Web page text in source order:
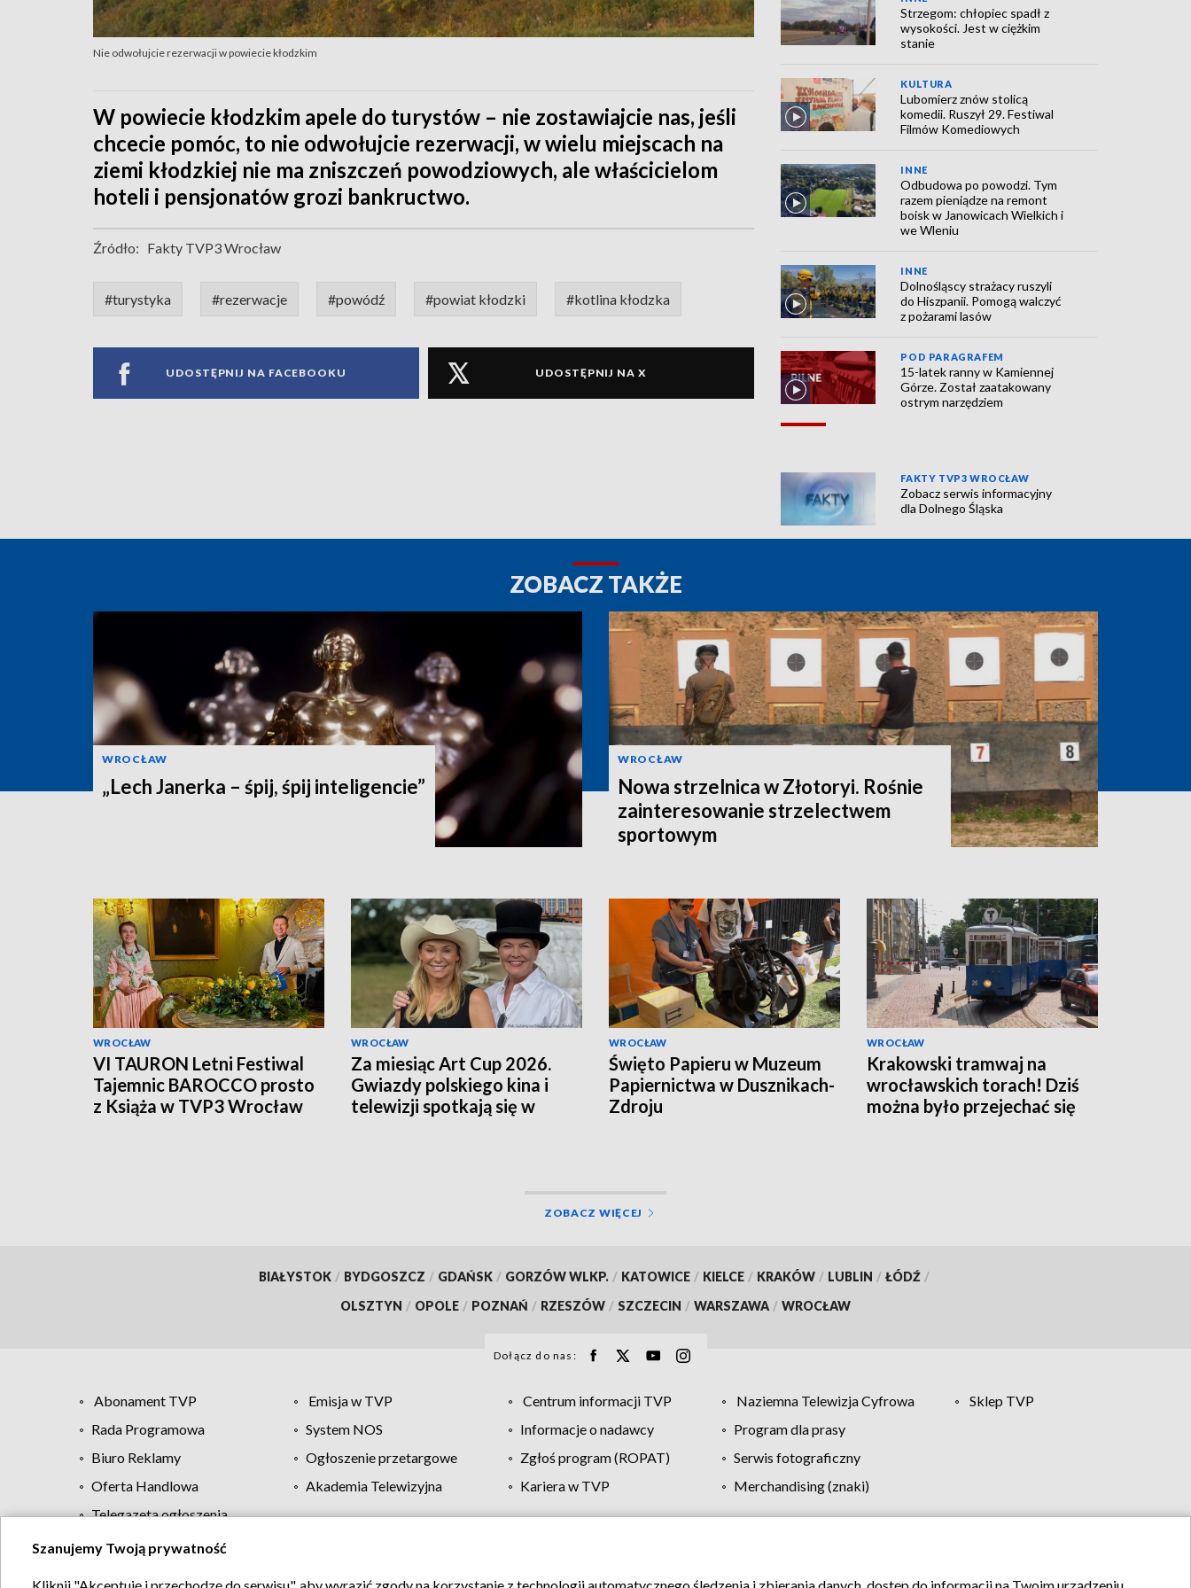
Nie odwołujcie rezerwacji w powiecie kłodzkim
W powiecie kłodzkim apele do turystów – nie zostawiajcie nas, jeśli
chcecie pomóc, to nie odwołujcie rezerwacji, w wielu miejscach na
ziemi kłodzkiej nie ma zniszczeń powodziowych, ale właścicielom
hoteli i pensjonatów grozi bankructwo.
Źródło: Fakty TVP3 Wrocław
#turystyka #rezerwacje #powódź #powiat kłodzki #kotlina kłodzka
UDOSTĘPNIJ NA FACEBOOKU UDOSTĘPNIJ NA X
Strzegom: chłopiec spadł z
wysokości. Jest w ciężkim
stanie
KULTURA
Lubomierz znów stolicą
komedii. Ruszył 29. Festiwal
Filmów Komediowych
INNE
Odbudowa po powodzi. Tym
razem pieniądze na remont
boisk w Janowicach Wielkich i
we Wleniu
INNE
Dolnośląscy strażacy ruszyli
do Hiszpanii. Pomogą walczyć
z pożarami lasów
POD PARAGRAFEM
15-latek ranny w Kamiennej
Górze. Został zaatakowany
ostrym narzędziem
FAKTY TVP3 WROCŁAW
Zobacz serwis informacyjny
dla Dolnego Śląska
ZOBACZ TAKŻE
WROCŁAW
„Lech Janerka – śpij, śpij inteligencie”
WROCŁAW
Nowa strzelnica w Złotoryi. Rośnie
zainteresowanie strzelectwem
sportowym
WROCŁAW
VI TAURON Letni Festiwal
Tajemnic BAROCCO prosto
z Książa w TVP3 Wrocław
WROCŁAW
Za miesiąc Art Cup 2026.
Gwiazdy polskiego kina i
telewizji spotkają się w
WROCŁAW
Święto Papieru w Muzeum
Papiernictwa w Dusznikach-
Zdroju
WROCŁAW
Krakowski tramwaj na
wrocławskich torach! Dziś
można było przejechać się
ZOBACZ WIĘCEJ
BIAŁYSTOK / BYDGOSZCZ / GDAŃSK / GORZÓW WLKP. / KATOWICE / KIELCE / KRAKÓW / LUBLIN / ŁÓDŹ /
OLSZTYN / OPOLE / POZNAŃ / RZESZÓW / SZCZECIN / WARSZAWA / WROCŁAW
Dołącz do nas:
Abonament TVP Emisja w TVP Centrum informacji TVP Naziemna Telewizja Cyfrowa
Sklep TVP
Rada Programowa
System NOS Informacje o nadawcy
Program dla prasy
Biuro Reklamy
Ogłoszenie przetargowe Zgłoś program (ROPAT)
Serwis fotograficzny
Oferta Handlowa
Akademia Telewizyjna Kariera w TVP
Merchandising (znaki)
Telegazeta ogłoszenia
Regulamin TVP Polityka prywatności Moje zgody Pomoc Biuro reklamy Kontakt
Szanujemy Twoją prywatność